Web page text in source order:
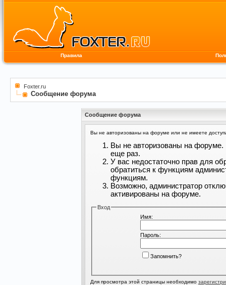
Правила
Foxter.ru
Сообщение форума
Сообщение форума
Вы не авторизованы на форуме или не имеете
Вы не авторизованы на форуме.
еще раз.
У вас недостаточно прав для
обратиться к функциям
функциям.
Возможно, администратор
активированы на форуме.
Вход
Имя:
Пароль:
Запомнить?
Для просмотра этой страницы необходимо